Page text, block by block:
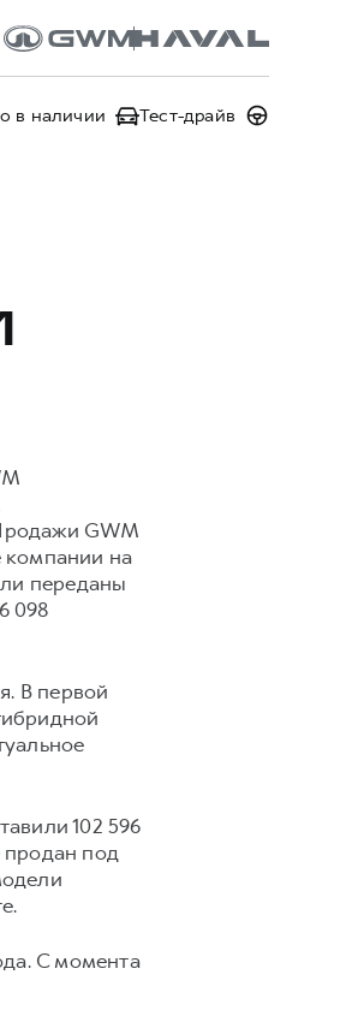
в наличии Тест-драйв
GWM
компании на
переданы
098
В первой
102 596
продан под
С момента